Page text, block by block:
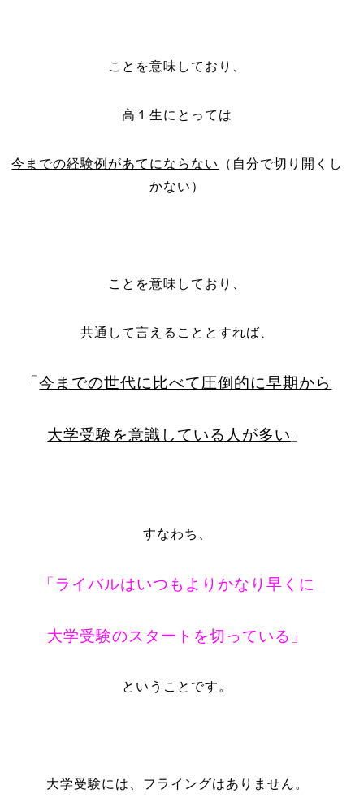
ことを意味しており、
高１生にとっては
今までの経験例があてにならない
（自分で切り開くし
かない）
ことを意味しており、
共通して言えることとすれば、
「今までの世代に比べて圧倒的に早期から
大学受験を意識している人が多い 」
すなわち、
「ライバルはいつもよりかなり早くに
大学受験のスタートを切っている」
ということです。
大学受験には、フライングはありません。